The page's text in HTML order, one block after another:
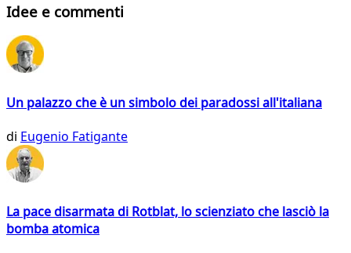
Idee e commenti
Un palazzo che è un simbolo dei paradossi all'italiana
di Eugenio Fatigante
La pace disarmata di Rotblat, lo scienziato che lasciò la
bomba atomica